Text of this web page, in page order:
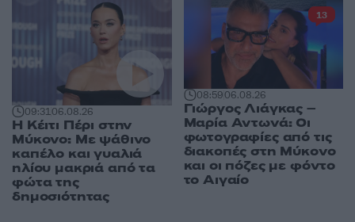
09:3106.08.26
Η Κέιτι Πέρι στην
Μύκονο: Με ψάθινο
καπέλο και γυαλιά
ηλίου μακριά από τα
φώτα της
δημοσιότητας
08:5906.08.26
Γιώργος Λιάγκας –
Μαρία Αντωνά: Οι
φωτογραφίες από τις
διακοπές στη Μύκονο
και οι πόζες με φόντο
το Αιγαίο
13